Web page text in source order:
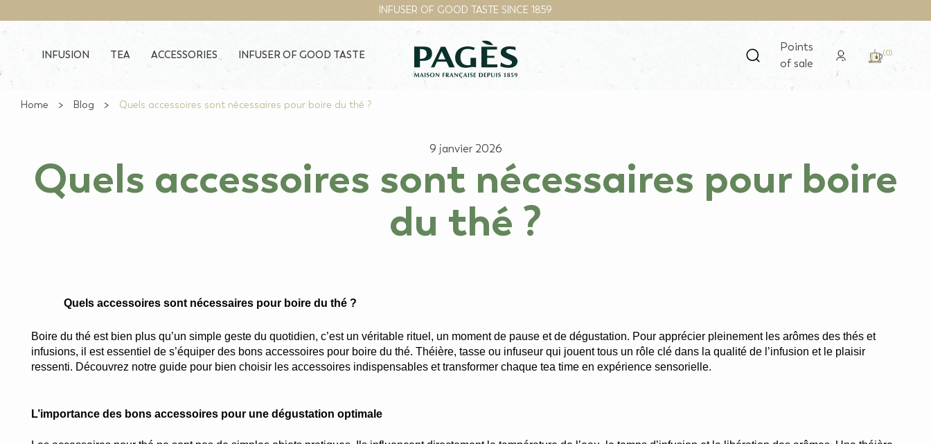
INFUSER OF GOOD TASTE SINCE 1859
INFUSION TEA ACCESSORIES INFUSER OF GOOD TASTE
Points
of sale
(0)
Home Blog Quels accessoires sont nécessaires pour boire du thé ?
9 janvier 2026
Quels accessoires sont nécessaires pour boire
du thé ?
Quels accessoires sont nécessaires pour boire du thé ?
Boire du thé est bien plus qu’un simple geste du quotidien, c’est un véritable rituel, un moment de pause et de dégustation. Pour apprécier pleinement les arômes des thés et
infusions, il est essentiel de s’équiper des bons accessoires pour boire du thé. Théière, tasse ou infuseur qui jouent tous un rôle clé dans la qualité de l’infusion et le plaisir
ressenti. Découvrez notre guide pour bien choisir les accessoires indispensables et transformer chaque tea time en expérience sensorielle.
L’importance des bons accessoires pour une dégustation optimale